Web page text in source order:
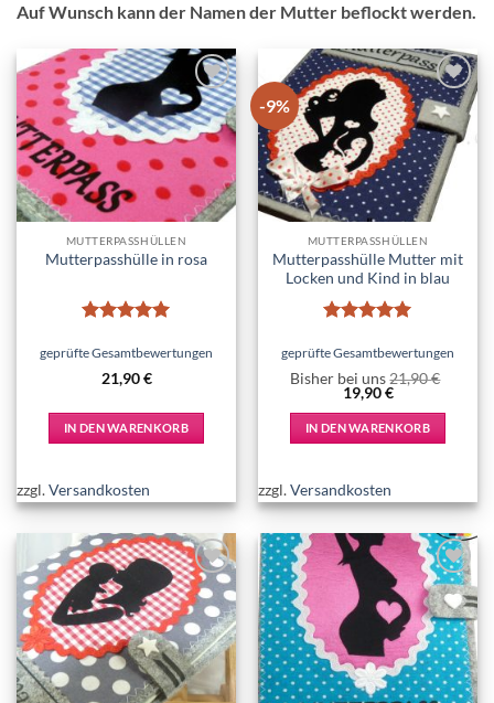
Auf Wunsch kann der Namen der Mutter beflockt werden.
Add to
wishlist
MUTTERPASSHÜLLEN
Mutterpasshülle in rosa
mit5von
geprüfte Gesamtbewertungen
21,90€
IN DEN WARENKORB
zzgl.Versandkosten
-9%
Add to
wishlist
MUTTERPASSHÜLLEN
Mutterpasshülle Mutter mit
Locken und Kind in blau
mit5von
geprüfte Gesamtbewertungen
Bisher bei uns 21,90€
Ursprünglicher
Preis
war:
21,90 €
19,90€Aktueller
ist:
19,90 €.
IN DEN WARENKORB
zzgl.Versandkosten
Add to
wishlist
Add to
wishlist